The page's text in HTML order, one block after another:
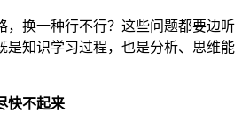
，换一种行不行？这些问题都要边听
是知识学习过程，也是分析、思维能
快不起来